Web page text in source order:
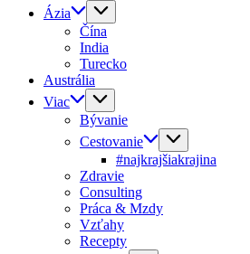
Ázia
Čína
India
Turecko
Austrália
Viac
Bývanie
Cestovanie
#najkrajšiakrajina
Zdravie
Consulting
Práca & Mzdy
Vzťahy
Recepty